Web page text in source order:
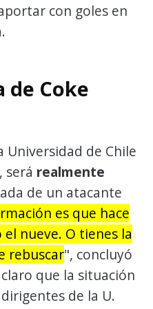
con goles en
de Coke
Universidad de Chile
será realmente
de un atacante
es que hace
nueve. O tienes la
rebuscar", concluyó
que la situación
de la U.